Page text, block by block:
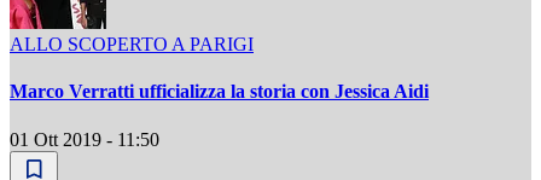
ALLO SCOPERTO A PARIGI
Marco Verratti ufficializza la storia con Jessica Aidi
01 Ott 2019 - 11:50